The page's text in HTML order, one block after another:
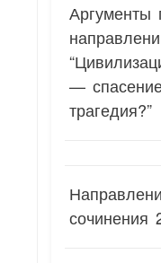
Аргументы
—
трагедия?”
сочинения